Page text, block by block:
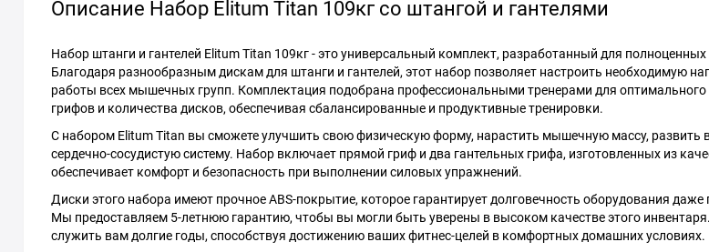
Описание Набор Elitum Titan 109кг со штангой и гантелями
Набор штанги и гантелей Elitum Titan 109кг - это универсальный комплект, разработанный для
Благодаря разнообразным дискам для штанги и гантелей, этот набор позволяет настроить необходимую
работы всех мышечных групп. Комплектация подобрана профессиональными тренерами для оптимального
грифов и количества дисков, обеспечивая сбалансированные и продуктивные тренировки.
С набором Elitum Titan вы сможете улучшить свою физическую форму, нарастить мышечную массу, развить
сердечно-сосудистую систему. Набор включает прямой гриф и два гантельных грифа, изготовленных из
обеспечивает комфорт и безопасность при выполнении силовых упражнений.
Диски этого набора имеют прочное ABS-покрытие, которое гарантирует долговечность оборудования даже
Мы предоставляем 5-летнюю гарантию, чтобы вы могли быть уверены в высоком качестве этого
служить вам долгие годы, способствуя достижению ваших фитнес-целей в комфортных домашних условиях.